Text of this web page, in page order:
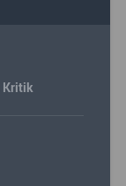
Kritik